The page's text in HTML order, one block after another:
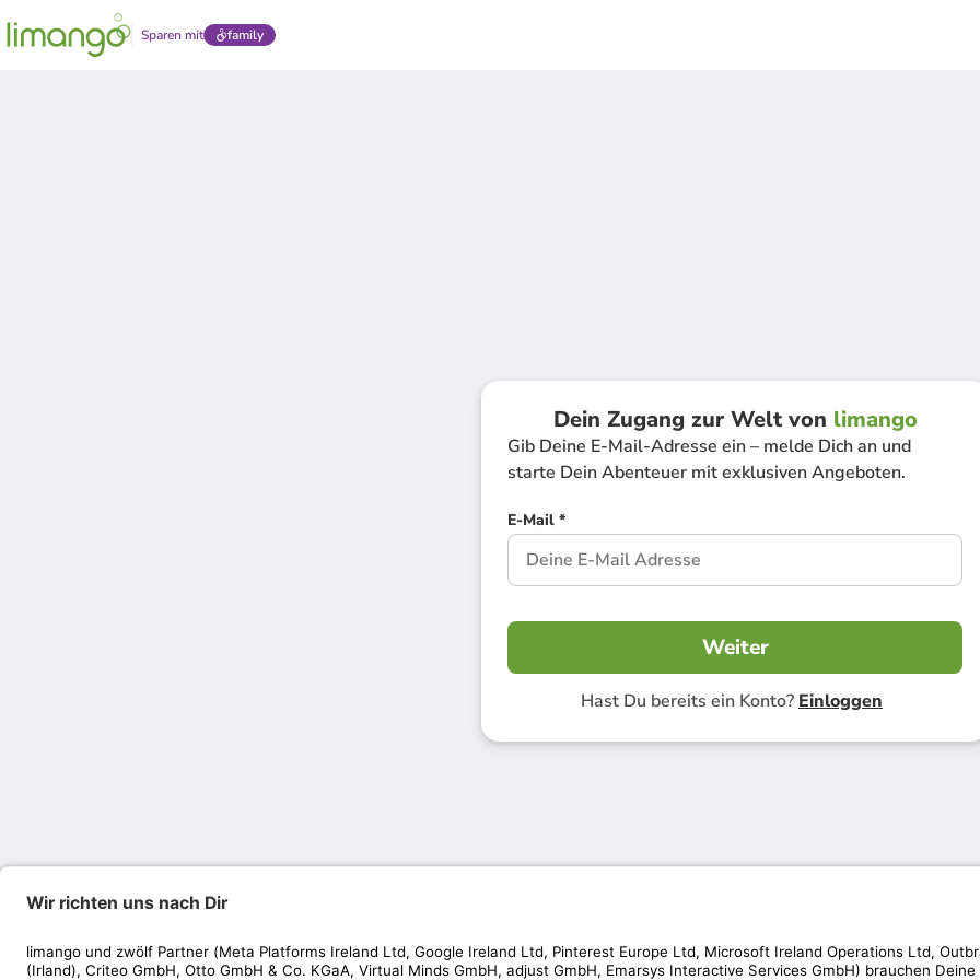
Sparen mit family
Dein Zugang zur Welt von limango
Gib Deine E-Mail-Adresse ein – melde Dich an und
starte Dein Abenteuer mit exklusiven Angeboten.
E-Mail *
Weiter
Hast Du bereits ein Konto? Einloggen